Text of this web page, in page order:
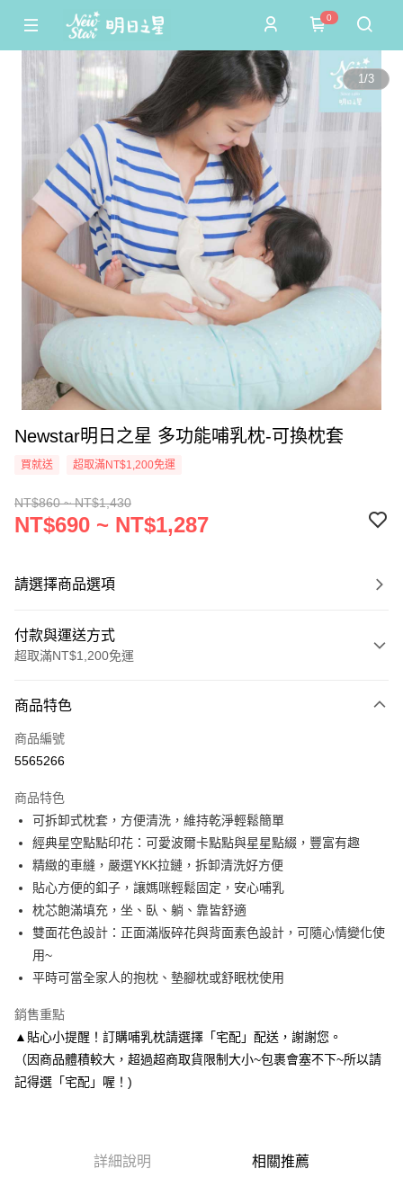
0
1/3
Newstar明日之星 多功能哺乳枕-可換枕套
買就送 超取滿NT$1,200免運
NT$860 ~ NT$1,430
NT$690 ~ NT$1,287
請選擇商品選項
付款與運送方式
超取滿NT$1,200免運
信用卡一次付款
超商取貨付款
Apple Pay
ATM付款
運送方式
每筆NT$65，滿NT$1,200(含以上)免運費
付款後全家取貨
7-11取貨付款
每筆NT$65，滿NT$1,200(含以上)免運費
商品特色
商品編號
5565266
商品特色
可拆卸式枕套，方便清洗，維持乾淨輕鬆簡單
經典星空點點印花：可愛波爾卡點點與星星點綴，豐富有趣
精緻的車縫，嚴選YKK拉鏈，拆卸清洗好方便
貼心方便的釦子，讓媽咪輕鬆固定，安心哺乳
枕芯飽滿填充，坐、臥、躺、靠皆舒適
雙面花色設計：正面滿版碎花與背面素色設計，可隨心情變化使
用~
平時可當全家人的抱枕、墊腳枕或舒眠枕使用
銷售重點
▲貼心小提醒！訂購哺乳枕請選擇「宅配」配送，謝謝您。
（因商品體積較大，超過超商取貨限制大小~包裹會塞不下~所以請
記得選「宅配」喔！)
詳細說明 相關推薦